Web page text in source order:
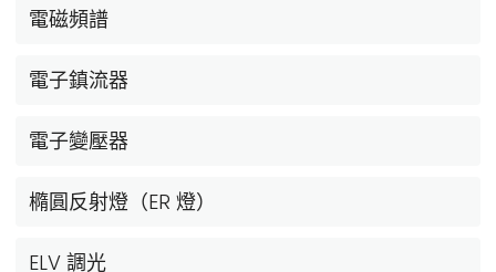
電磁頻譜
電子鎮流器
電子變壓器
橢圓反射燈（ER 燈）
ELV 調光